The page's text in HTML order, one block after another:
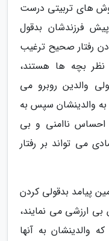
های تربیتی درست
پیش فرزندشان بدقول
رفتار صحیح ترغیب
نظر بچه ها هستند،
والدین روبرو می
والدینشان سپس به
ناامنی و بی
می تواند بر رفتار
پیامد بدقولی کردن
ارزشی می نمایند،
والدینشان به آنها